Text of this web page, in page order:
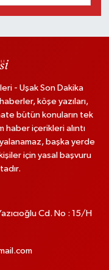
- Uşak Son Dakika
köşe yazıları,
bütün konuların tek
içerikleri alıntı
başka yerde
için yasal başvuru
Cd. No : 15/H